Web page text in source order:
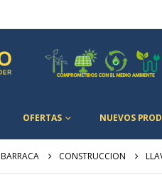
OFERTAS NUEVOS
BARRACA CONSTRUCCION